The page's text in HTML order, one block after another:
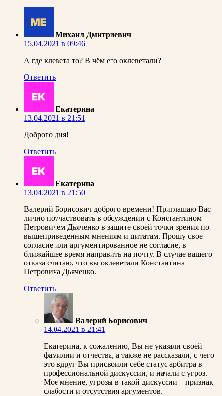
Михаил Дмитриевич
15.04.2021 в 09:46
А где клевета то? В чём его оклеветали?
Ответить
Екатерина
13.04.2021 в 21:51
Доброго дня!
Ответить
Екатерина
13.04.2021 в 21:50
Валерий Борисович доброго времени! Приглашаю Вас
лично поучаствовать в обсуждении с Константином
Петровичем Дьяченко в защите своей точки зрения по
вышеприведенным мнениям и цитатам. Прошу свое
согласие или аргументированное не согласие, в
ближайшее время направить на почту. В случае вашего
отказа считаю, что вы оклеветали Константина
Петровича Дьяченко.
Ответить
Валерий Борисович
14.04.2021 в 21:41
Екатерина, к сожалению, Вы не указали своей
фамилии и отчества, а также не рассказали, с чего
это вдруг Вы присвоили себе статус арбитра в
профессиональной дискуссии, и начали с угроз.
Мое мнение, угрозы в такой дискуссии – признак
слабости и отсутствия аргументов.